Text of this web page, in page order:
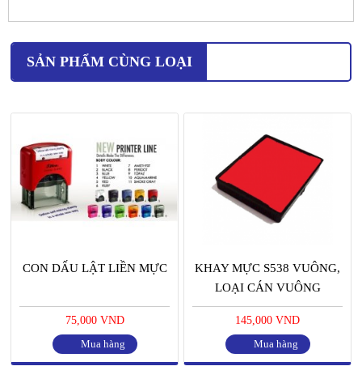
SẢN PHẨM CÙNG LOẠI
CON DẤU LẬT LIỀN MỰC
75,000 VND
Mua hàng
KHAY MỰC S538 VUÔNG,
LOẠI CÁN VUÔNG
145,000 VND
Mua hàng